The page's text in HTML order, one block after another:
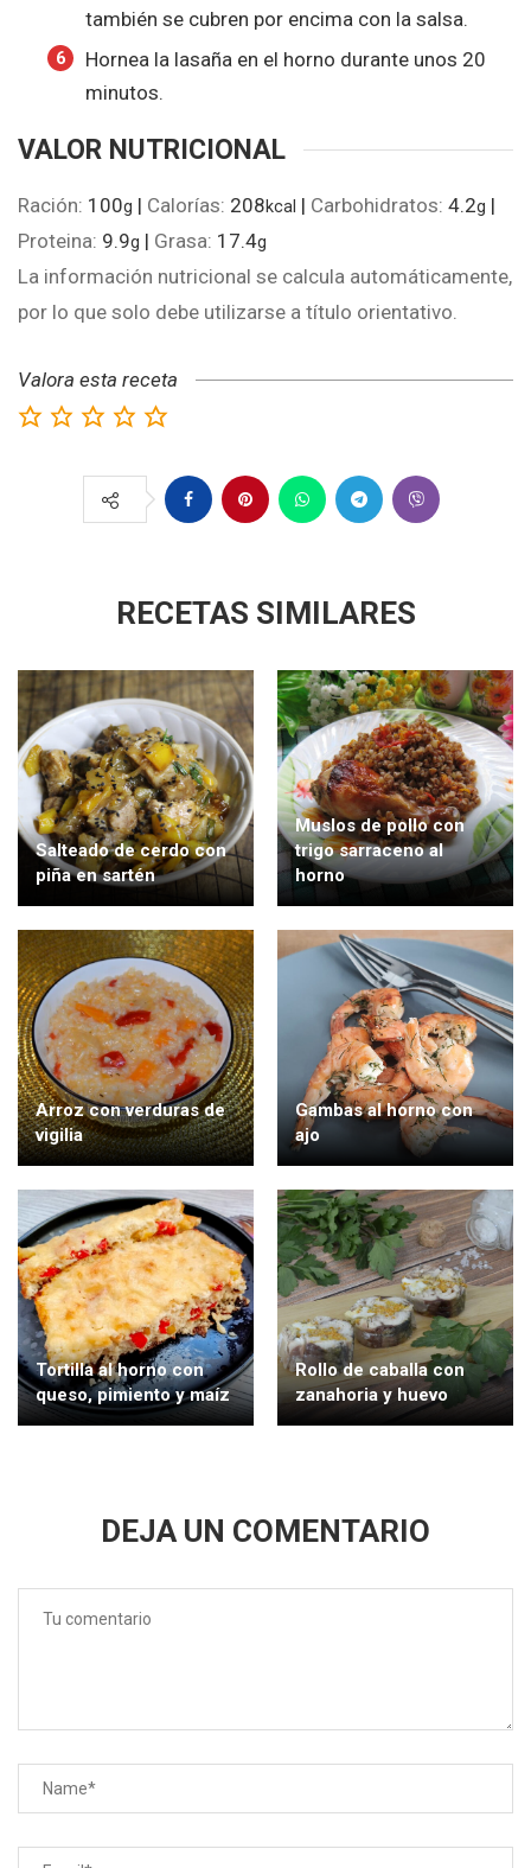
también se cubren por encima con la salsa.
Hornea la lasaña en el horno durante unos 20
minutos.
VALOR NUTRICIONAL
Ración: 100g | Calorías: 208kcal | Carbohidratos: 4.2g |
Proteina: 9.9g | Grasa: 17.4g
La información nutricional se calcula automáticamente,
por lo que solo debe utilizarse a título orientativo.
Valora esta receta
RECETAS SIMILARES
Salteado de cerdo con
piña en sartén
Muslos de pollo con
trigo sarraceno al
horno
Arroz con verduras de
vigilia
Gambas al horno con
ajo
Tortilla al horno con
queso, pimiento y maíz
Rollo de caballa con
zanahoria y huevo
DEJA UN COMENTARIO